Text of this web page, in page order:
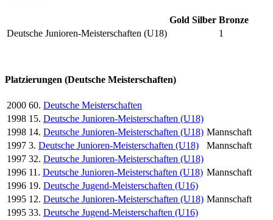
Gold Silber Bronze
Deutsche Junioren-Meisterschaften (U18)
1
Platzierungen (Deutsche Meisterschaften)
2000 60. Deutsche Meisterschaften
1998 15. Deutsche Junioren-Meisterschaften (U18)
1998 14. Deutsche Junioren-Meisterschaften (U18) Mannschaft
1997 3. Deutsche Junioren-Meisterschaften (U18)
Mannschaft
1997 32. Deutsche Junioren-Meisterschaften (U18)
1996 11. Deutsche Junioren-Meisterschaften (U18) Mannschaft
1996 19. Deutsche Jugend-Meisterschaften (U16)
1995 12. Deutsche Junioren-Meisterschaften (U18) Mannschaft
1995 33. Deutsche Jugend-Meisterschaften (U16)